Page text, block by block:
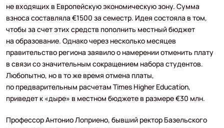
не входящих в Европейскую экономическую зону. Сумма
взноса составляла €1500 за семестр. Идея состояла в том,
чтобы за счет этих средств пополнить местный бюджет
на образование. Однако через несколько месяцев
правительство региона заявило о намерении отменить плату
в связи со значительным сокращением набора студентов.
Любопытно, но в то же время отмена платы,
по предварительным расчетам Times Higher Education,
приведет к «дыре» в местном бюджете в размере €30 млн.
Профессор Антонио Лоприено, бывший ректор Базельского